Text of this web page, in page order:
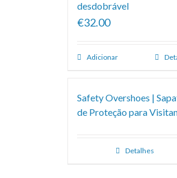
desdobrável
€32.00
Adicionar
Safety Overshoes |
de Proteção para
Detalhes